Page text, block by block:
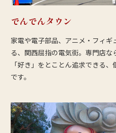
でんでんタウン
家電や電子部品、アニメ・フィ
る、関西屈指の電気街。専門店な
「好き」をとことん追求できる
です。